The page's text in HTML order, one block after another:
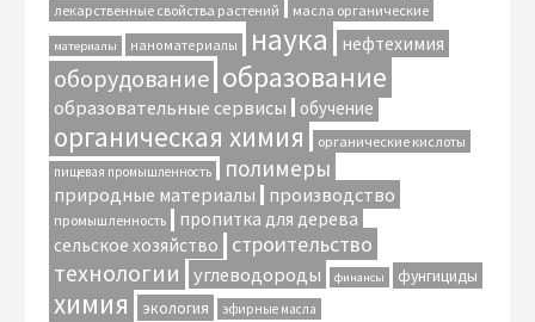
лекарственные свойства растений масла органические
материалы наноматериалы наука нефтехимия
оборудование образование
образовательные сервисы обучение
органическая химия органические кислоты
пищевая промышленность полимеры
природные материалы производство
промышленность
пропитка для дерева
сельское хозяйство
строительство
технологии углеводороды финансы фунгициды
химия экология эфирные масла